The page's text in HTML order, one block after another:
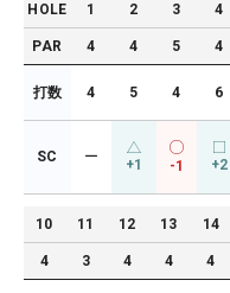
HOLE 1 2 3 4
PAR 4 4 5 4
打数 4 5 4 6
SC ー +1 -1 +2
10 11 12 13 14
4 3 4 4 4